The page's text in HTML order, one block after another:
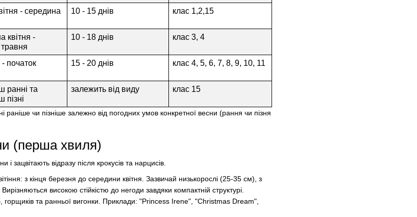
- середина
10 - 15 днів клас 1,2,15
квітня -
10 - 18 днів клас 3, 4
початок
15 - 20 днів клас 4, 5, 6, 7, 8, 9, 10, 11
ранні та
пізні
залежить від виду клас 15
чи пізніше залежно від погодних умов конкретної весни (рання чи пізня
(перша хвиля)
зацвітають відразу після крокусів та нарцисів.
з кінця березня до середини квітня. Зазвичай низькорослі (25-35 см), з
високою стійкістю до негоди завдяки компактній структурі.
горщиків та ранньої вигонки. Приклади: "Princess Irene", "Christmas Dream",